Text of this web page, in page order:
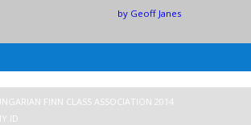
FINN CLASS ASSOCIATION 2014
by Geoff Janes